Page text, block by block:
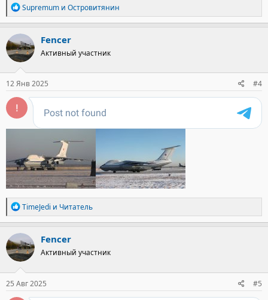
Р
е
а
к
ц
и
и
:
Supremum и Островитянин
Fencer
Активный участник
12 Янв 2025 #4
Р
е
а
к
ц
и
и
:
TimeJedi и Читатель
Fencer
Активный участник
25 Авг 2025 #5